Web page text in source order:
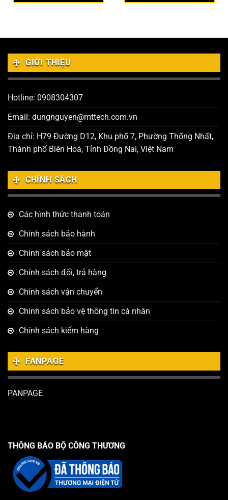
GIỚI THIỆU
Hotline: 0908304307
Email: dungnguyen@mttech.com.vn
Địa chỉ: H79 Đường D12, Khu phố 7, Phường Thống Nhất,
Thành phố Biên Hoà, Tỉnh Đồng Nai, Việt Nam
CHÍNH SÁCH
Các hình thức thanh toán
Chính sách bảo hành
Chính sách bảo mật
Chính sách đổi, trả hàng
Chính sách vận chuyển
Chính sách bảo vệ thông tin cá nhân
Chính sách kiểm hàng
FANPAGE
PANPAGE
THÔNG BÁO BỘ CÔNG THƯƠNG